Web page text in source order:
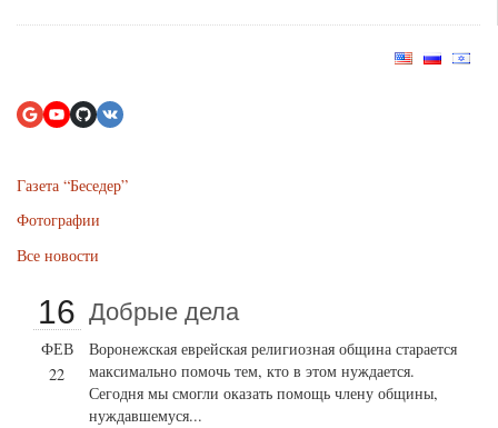
Газета “Беседер”
Фотографии
Все новости
16
ФЕВ
22
Добрые дела
Воронежская еврейская религиозная община старается
максимально помочь тем, кто в этом нуждается.
Сегодня мы смогли оказать помощь члену общины,
нуждавшемуся...